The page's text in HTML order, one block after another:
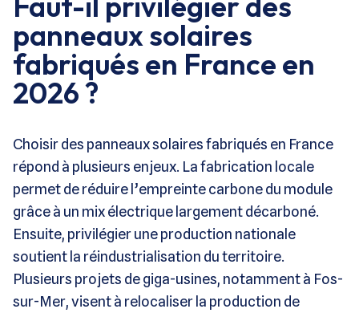
panneaux solaires
fabriqués en France en
2026 ?
Choisir des panneaux solaires fabriqués en France
répond à plusieurs enjeux. La fabrication locale
permet de réduire l’empreinte carbone du module
grâce à un mix électrique largement décarboné.
Ensuite, privilégier une production nationale
soutient la réindustrialisation du territoire.
Plusieurs projets de giga-usines, notamment à Fos-
sur-Mer, visent à relocaliser la production de